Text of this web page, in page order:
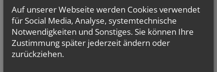
… Taufe (weitere Infos
… Erstkommunion (weitere Infos...)
… Firmung(weitereInfos...)
… Hochzeit (weitereInfos...)und
… Beerdigung
(weitere
Auf unserer Webseite werden Cookies verwendet
für Social Media, Analyse, systemtechnische
Notwendigkeiten und Sonstiges. Sie können Ihre
Zustimmung später jederzeit ändern oder
zurückziehen.